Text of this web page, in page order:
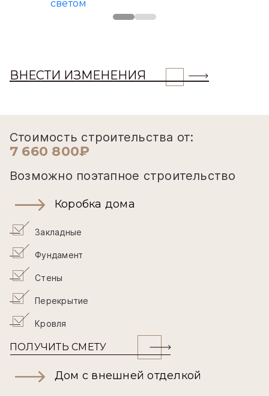
ВНЕСТИ ИЗМЕНЕНИЯ
Стоимость строительства от:
7 660 800₽
Возможно поэтапное строительство
Коробка дома
Закладные
Фундамент
Стены
Перекрытие
Кровля
ПОЛУЧИТЬ СМЕТУ
Дом с внешней отделкой